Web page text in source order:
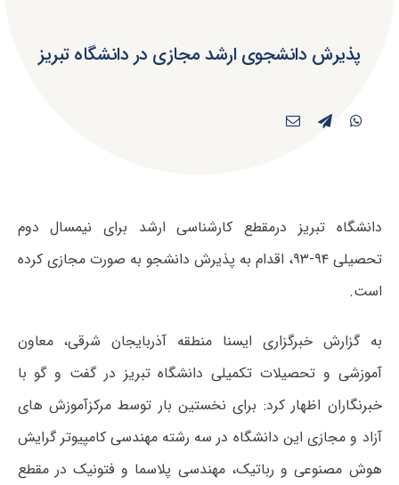
پذیرش دانشجوی ارشد مجازی در دانشگاه تبریز
دانشگاه تبریز درمقطع کارشناسی ارشد برای نیمسال دوم
تحصیلی ۹۴-۹۳، اقدام به پذیرش دانشجو به صورت مجازی کرده
است.
به گزارش خبرگزاری ایسنا منطقه آذربایجان شرقی، معاون
آموزشی و تحصیلات تکمیلی دانشگاه تبریز در گفت و گو با
خبرنگاران اظهار کرد: برای نخستین بار توسط مرکزآموزش های
آزاد و مجازی این دانشگاه در سه رشته مهندسی کامپیوتر گرایش
هوش مصنوعی و رباتیک، مهندسی پلاسما و فتونیک در مقطع